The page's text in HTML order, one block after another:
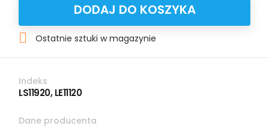
DODAJ DO KOSZYKA
 Ostatnie sztuki w magazynie
Indeks
LS11920, LE11120
Dane producenta